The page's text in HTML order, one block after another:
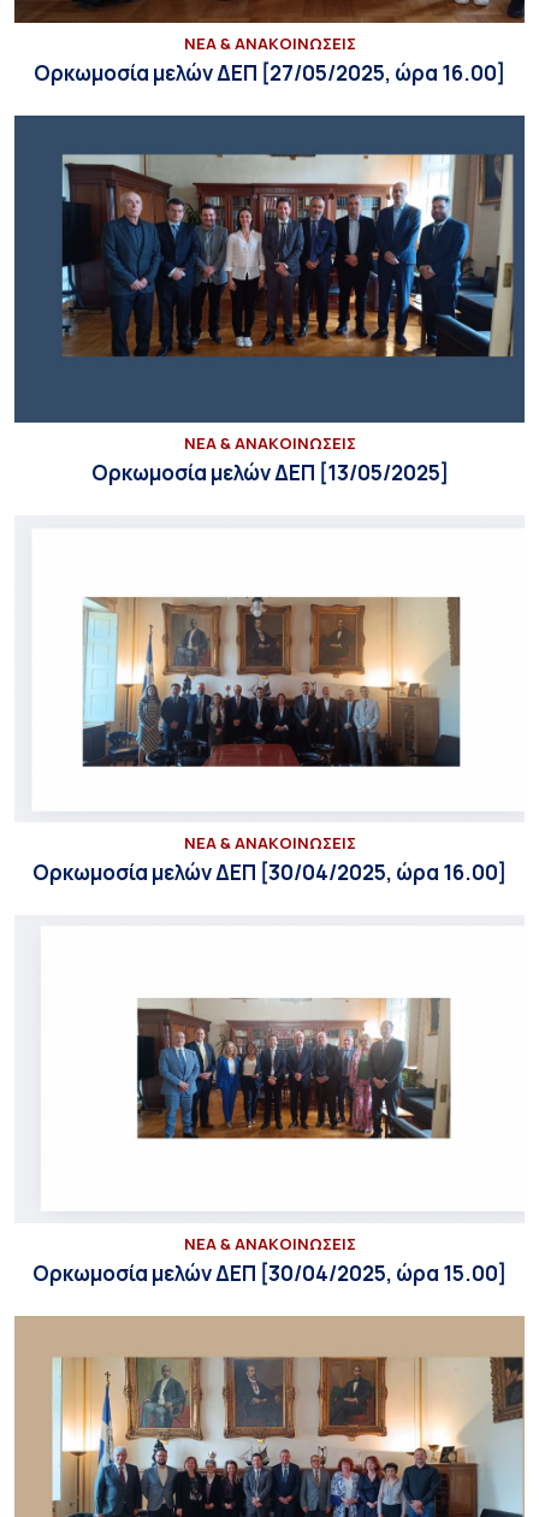
ΝΕΑ & ΑΝΑΚΟΙΝΩΣΕΙΣ
Ορκωμοσία μελών ΔΕΠ [27/05/2025, ώρα 16.00]
ΝΕΑ & ΑΝΑΚΟΙΝΩΣΕΙΣ
Ορκωμοσία μελών ΔΕΠ [13/05/2025]
ΝΕΑ & ΑΝΑΚΟΙΝΩΣΕΙΣ
Ορκωμοσία μελών ΔΕΠ [30/04/2025, ώρα 16.00]
ΝΕΑ & ΑΝΑΚΟΙΝΩΣΕΙΣ
Ορκωμοσία μελών ΔΕΠ [30/04/2025, ώρα 15.00]